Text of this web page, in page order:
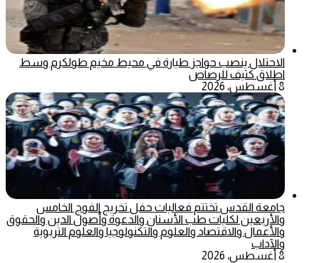
الاحتلال ينصب حواجز طيارة في محيط مخيم طولكرم وسط
اطلاق كثيف للرصاص
8 أغسطس، 2026
جامعة القدس تختتم فعاليات حفل تخريج الفوج الخامس
والأربعين لكليات طب الأسنان والدعوة وأصول الدين والحقوق
والأعمال والاقتصاد والعلوم والتكنولوجيا والعلوم التربوية
والآداب
8 أغسطس، 2026